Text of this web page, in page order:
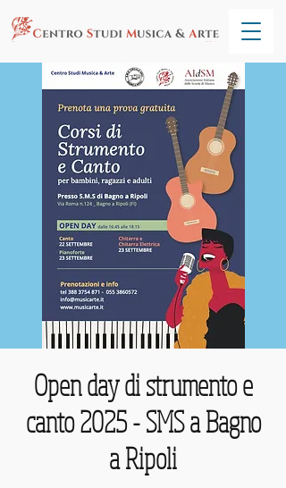
Open day di strumento e
canto 2025 - SMS a Bagno
a Ripoli